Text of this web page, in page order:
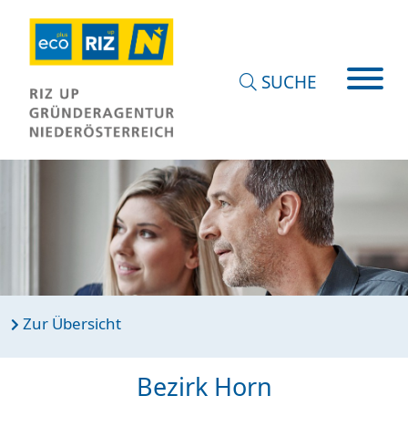
SUCHE
Zur Übersicht
Bezirk Horn